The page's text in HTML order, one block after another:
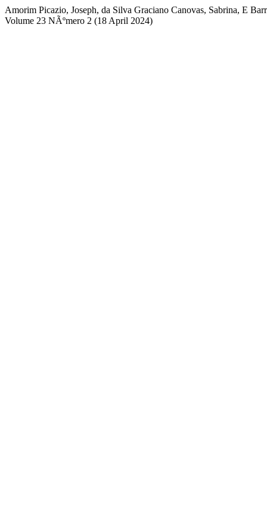
Amorim Picazio, Joseph, da Silva Graciano Canovas, Sabrina, E
Volume 23 NÃºmero 2 (18 April 2024)